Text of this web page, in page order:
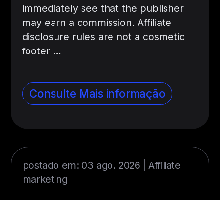
immediately see that the publisher
may earn a commission. Affiliate
disclosure rules are not a cosmetic
footer …
Consulte Mais informação
postado em: 03 ago. 2026 |Affiliate
marketing